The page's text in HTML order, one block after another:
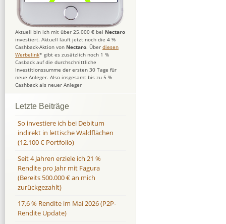
Aktuell bin ich mit über 25.000 € bei Nectaro
investiert. Aktuell läuft jetzt noch die 4 %
Cashback-Aktion von Nectaro. Über diesen
Werbelink* gibt es zusätzlich noch 1 %
Casback auf die durchschnittliche
Investitionssumme der ersten 30 Tage für
neue Anleger. Also insgesamt bis zu 5 %
Cashback als neuer Anleger
Letzte Beiträge
So investiere ich bei Debitum
indirekt in lettische Waldflächen
(12.100 € Portfolio)
Seit 4 Jahren erziele ich 21 %
Rendite pro Jahr mit Fagura
(Bereits 500.000 € an mich
zurückgezahlt)
17,6 % Rendite im Mai 2026 (P2P-
Rendite Update)